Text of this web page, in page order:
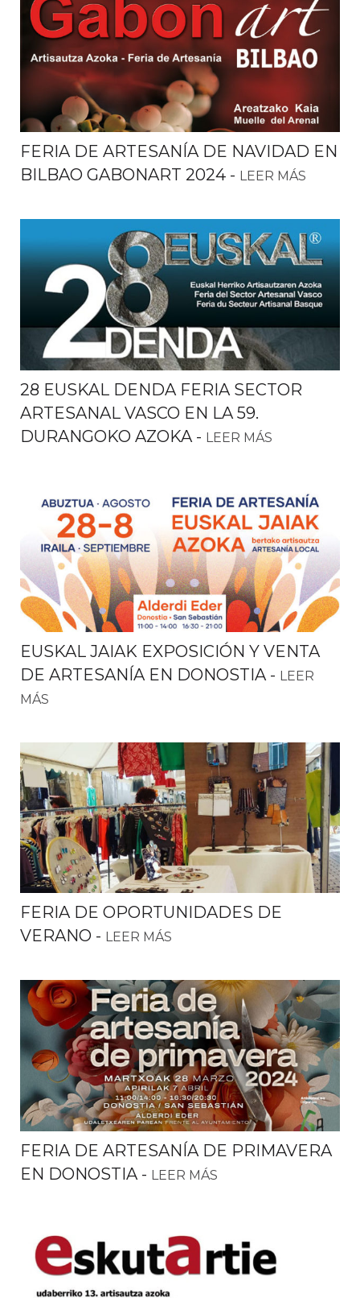
FERIA DE ARTESANÍA DE NAVIDAD EN
BILBAO GABONART 2024 - LEER MÁS
28 EUSKAL DENDA FERIA SECTOR
ARTESANAL VASCO EN LA 59.
DURANGOKO AZOKA - LEER MÁS
EUSKAL JAIAK EXPOSICIÓN Y VENTA
DE ARTESANÍA EN DONOSTIA - LEER
MÁS
FERIA DE OPORTUNIDADES DE
VERANO - LEER MÁS
FERIA DE ARTESANÍA DE PRIMAVERA
EN DONOSTIA - LEER MÁS